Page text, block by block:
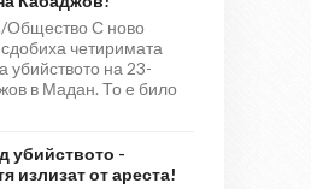
Общество С ново
четиримата
убийството на 23-
в Мадан. То е било
убийството -
излизат от ареста!